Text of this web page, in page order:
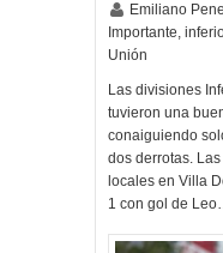
Emiliano
Importante,
Unión
Las divisiones
tuvieron una
conaiguiendo
dos derrotas.
locales en Villa
1 con gol de